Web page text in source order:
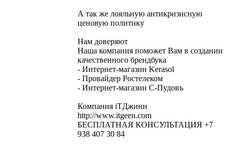
А так же лояльную антикризисную
ценовую политику
Нам доверяют
Наша компания поможет Вам в создании
качественного брендбука
- Интернет-магазин Kerasol
- Провайдер Ростелеком
- Интернет-магазин С-Пудовъ
Компания iTДжинн
http://www.itgeen.com
БЕСПЛАТНАЯ КОНСУЛЬТАЦИЯ +7
938 407 30 84